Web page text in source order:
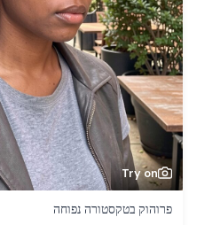
Try on
פרוהוק בטקסטורה נפוחה